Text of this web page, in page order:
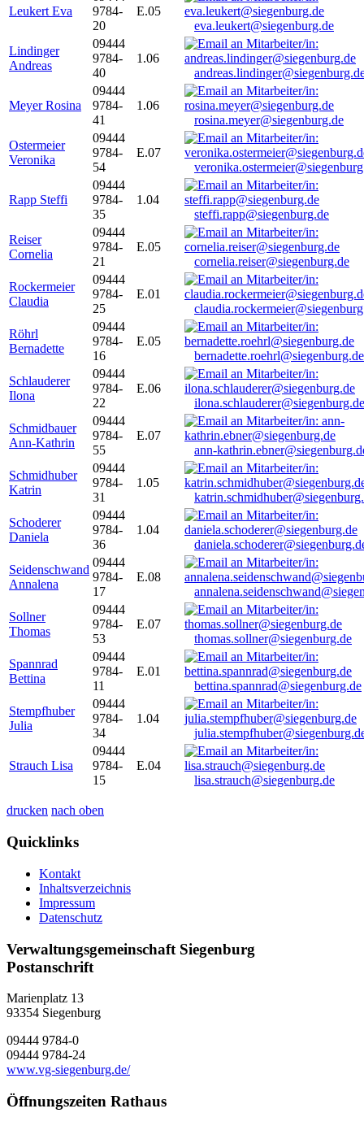
Leukert Eva
9784-
20
E.05
eva.leukert@siegenburg.de
Lindinger
Andreas
09444
9784-
40
1.06
Meyer Rosina
09444
9784-
41
1.06
rosina.meyer@siegenburg.de
Ostermeier
Veronika
09444
9784-
54
E.07
Rapp Steffi
09444
9784-
35
1.04
steffi.rapp@siegenburg.de
Reiser
Cornelia
09444
9784-
21
E.05
cornelia.reiser@siegenburg.de
Rockermeier
Claudia
09444
9784-
25
E.01
Röhrl
Bernadette
09444
9784-
16
E.05
bernadette.roehrl@siegenburg.de
Schlauderer
Ilona
09444
9784-
22
E.06
ilona.schlauderer@siegenburg.de
Schmidbauer
Ann-Kathrin
09444
9784-
55
E.07
ann-
Schmidhuber
Katrin
09444
9784-
31
1.05
Schoderer
Daniela
09444
9784-
36
1.04
Seidenschwand
Annalena
09444
9784-
17
E.08
Sollner
Thomas
09444
9784-
53
E.07
thomas.sollner@siegenburg.de
Spannrad
Bettina
09444
9784-
11
E.01
bettina.spannrad@siegenburg.de
Stempfhuber
Julia
09444
9784-
34
1.04
Strauch Lisa
09444
9784-
15
E.04
lisa.strauch@siegenburg.de
drucken nach oben
Quicklinks
Kontakt
Inhaltsverzeichnis
Impressum
Datenschutz
Verwaltungsgemeinschaft Siegenburg
Postanschrift
Marienplatz 13
93354 Siegenburg
09444 9784-0
09444 9784-24
www.vg-siegenburg.de/
Öffnungszeiten Rathaus